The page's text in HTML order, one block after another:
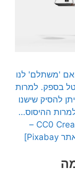
'משתלם' לנו
בספק. למרות
להסיק שישנו
למרות ההיסוס…
תמונה חופשית – CC0 Creative Commons –